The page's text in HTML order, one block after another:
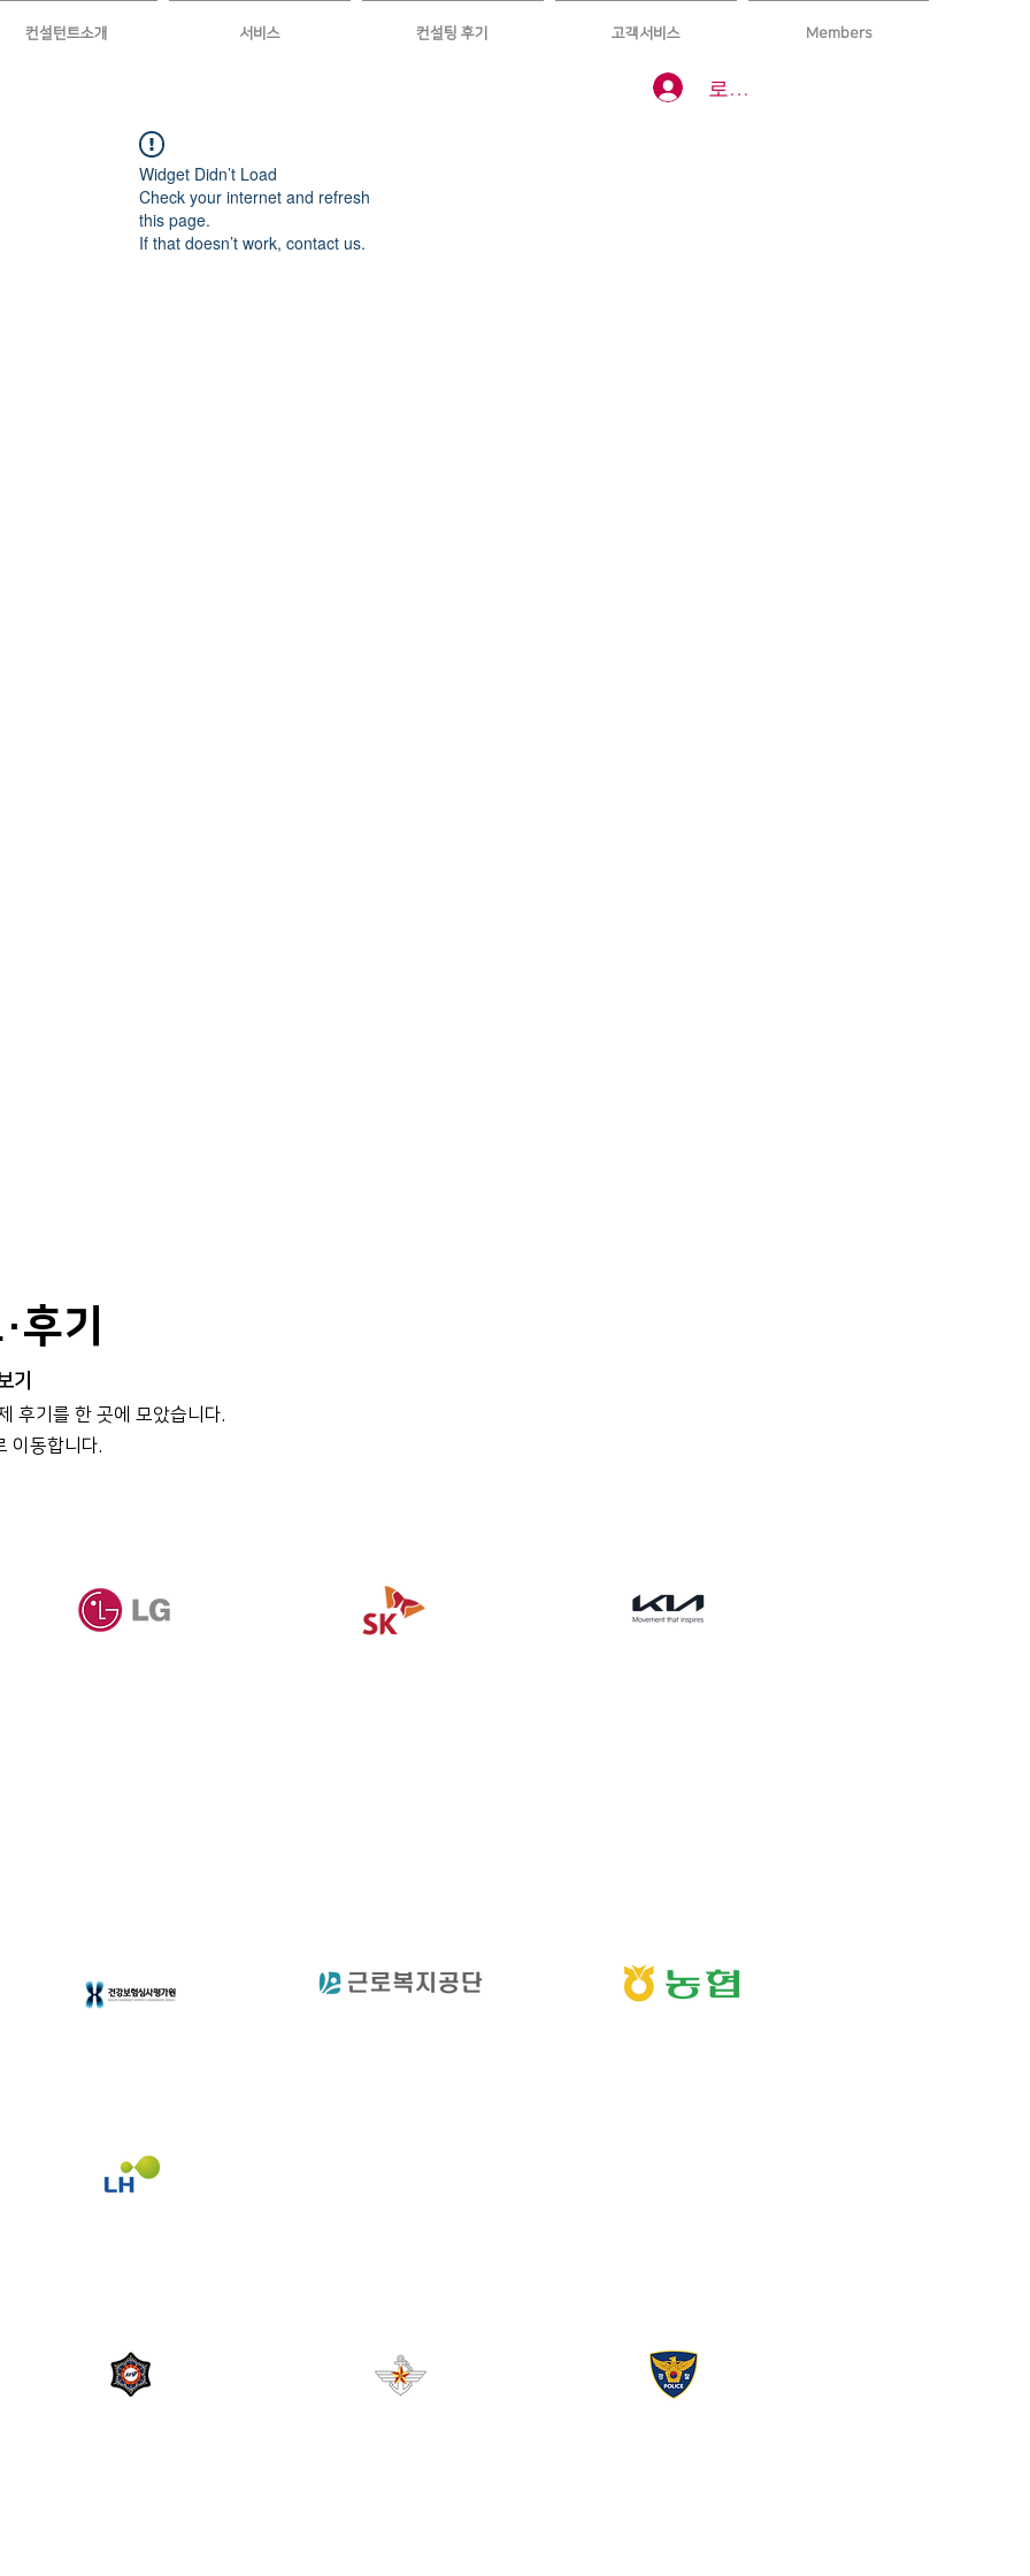
컨설턴트소개 서비스 컨설팅 후기 고객서비스 Members
로그인
Widget Didn’t Load
Check your internet and refresh
this page.
If that doesn’t work, contact us.
기
기
후기를 한 곳에 모았습니다.
이동합니다.